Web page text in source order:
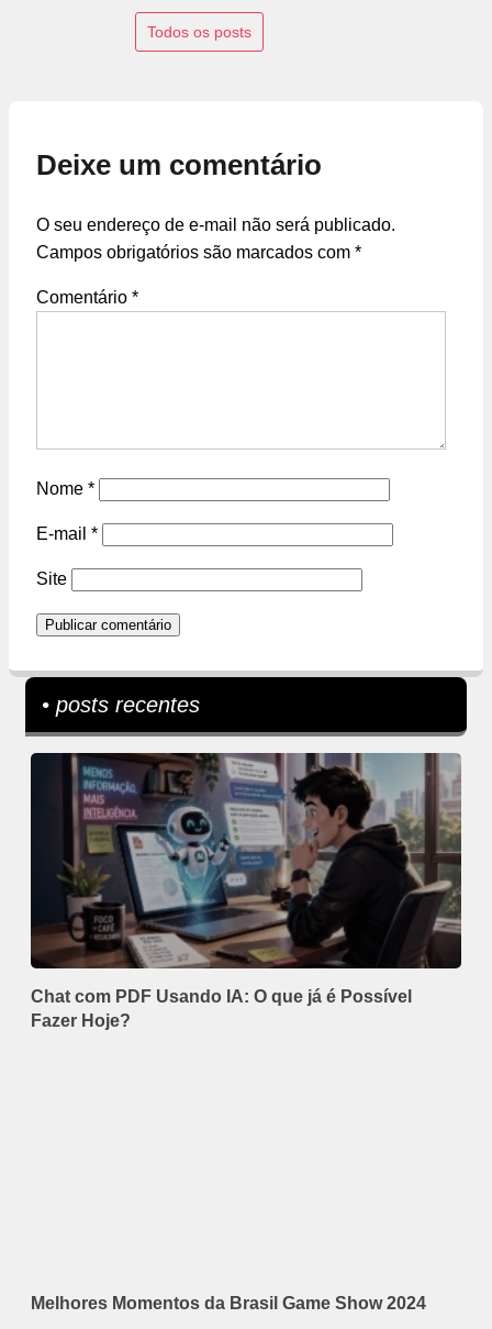
Todos os posts
Deixe um comentário
O seu endereço de e-mail não será publicado.
Campos obrigatórios são marcados com *
Comentário *
Nome *
E-mail *
Site
• posts recentes
Chat com PDF Usando IA: O que já é Possível
Fazer Hoje?
Melhores Momentos da Brasil Game Show 2024